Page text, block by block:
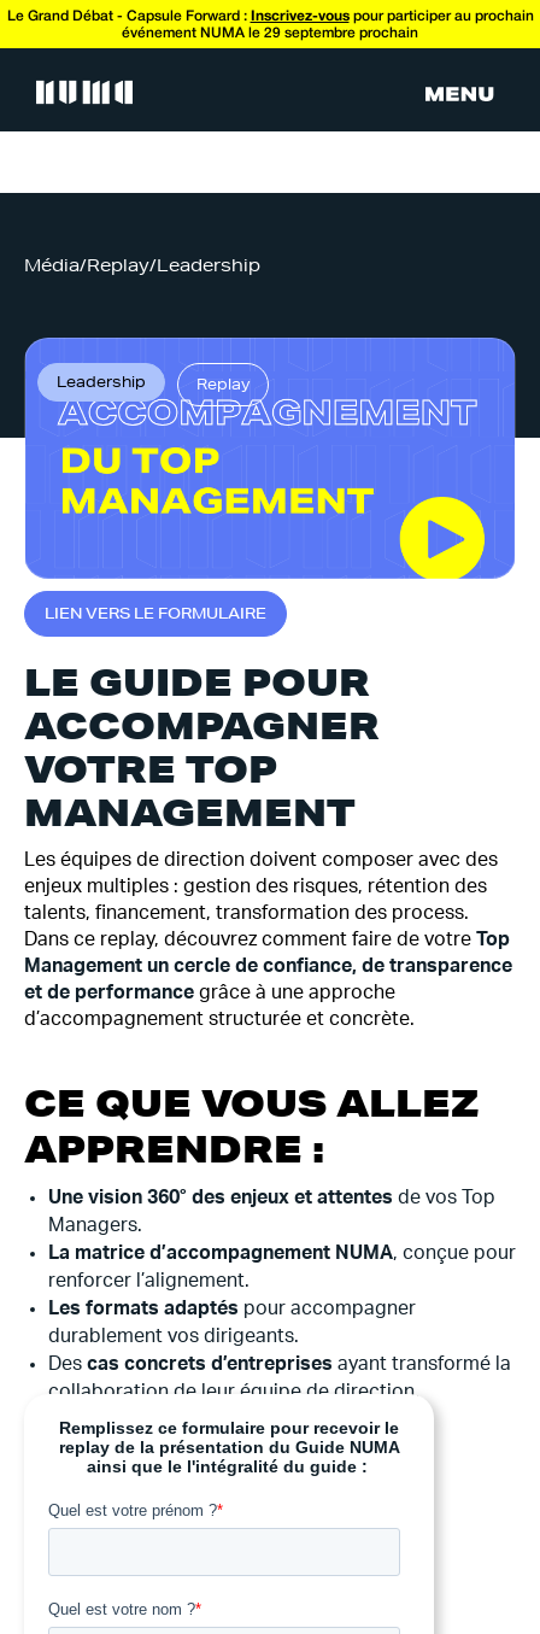
Le Grand Débat - Capsule Forward : Inscrivez-vouspour participer au prochain
événement NUMA le 29 septembre prochain
Média/Replay/Leadership
Leadership Replay
LIENVERS LE FORMULAIRE
LE GUIDE POUR
ACCOMPAGNER
VOTRE TOP
MANAGEMENT
Les équipes de direction doivent composer avec des
enjeux multiples : gestion des risques, rétention des
talents, financement, transformation des process.
Dans ce replay, découvrez comment faire de votre Top
Management un cercle de confiance, de transparence
et de performance grâce à une approche
d’accompagnement structurée et concrète.
CE QUE VOUS ALLEZ
APPRENDRE :
Une vision 360° des enjeux et attentes de vos Top
Managers.
La matrice d’accompagnement NUMA, conçue pour
renforcer l’alignement.
Les formats adaptés pour accompagner
durablement vos dirigeants.
Des cas concrets d’entreprises ayant transformé la
collaboration de leur équipe de direction.